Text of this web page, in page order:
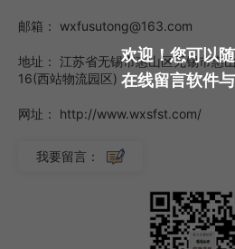
等。常州进口工程塑料费用需要品
市福塑通塑料科技有限公司。
邮箱： wxfusutong@163.com
地址： 江苏省无锡市惠山区无锡市惠
16(西站物流园区)
网址： http://www.wxsfst.com/
我要留言：
欢迎！您可以
在线留言软件